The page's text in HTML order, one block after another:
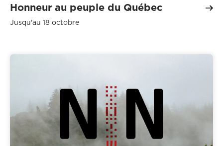
Honneur au peuple du Québec
Jusqu'au 18 octobre